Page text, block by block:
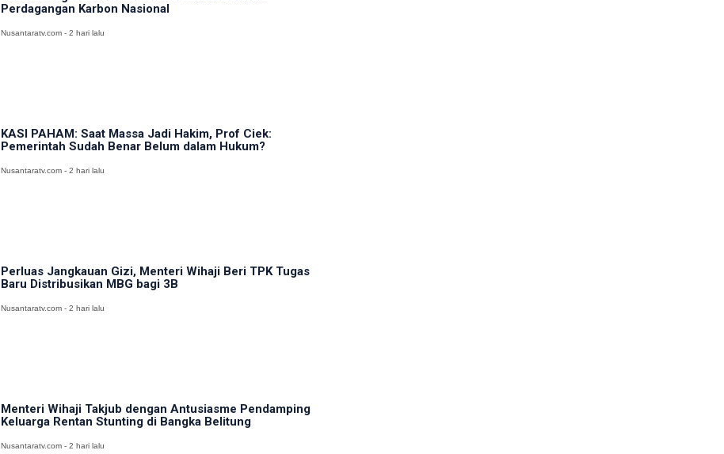
Perdagangan Karbon Nasional
Nusantaratv.com - 2 hari lalu
KASI PAHAM: Saat Massa Jadi Hakim, Prof Ciek:
Pemerintah Sudah Benar Belum dalam Hukum?
Nusantaratv.com - 2 hari lalu
Perluas Jangkauan Gizi, Menteri Wihaji Beri TPK Tugas
Baru Distribusikan MBG bagi 3B
Nusantaratv.com - 2 hari lalu
Menteri Wihaji Takjub dengan Antusiasme Pendamping
Keluarga Rentan Stunting di Bangka Belitung
Nusantaratv.com - 2 hari lalu